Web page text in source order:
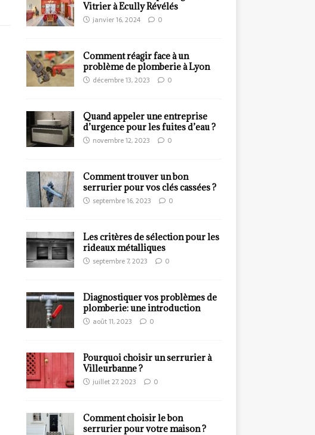
Vitrier à Ecully Révélés
janvier 16, 2024 0
Comment réagir face à un
problème de plomberie à Lyon
décembre 13, 2023 0
Quand appeler une entreprise
d’urgence pour les fuites d’eau ?
novembre 12, 2023 0
Comment trouver un bon
serrurier pour vos clés cassées ?
septembre 16, 2023 0
Les critères de sélection pour les
rideaux métalliques
septembre 7, 2023 0
Diagnostiquer vos problèmes de
plomberie: une introduction
août 11, 2023 0
Pourquoi choisir un serrurier à
Villeurbanne ?
juillet 27, 2023 0
Comment choisir le bon
serrurier pour votre maison ?